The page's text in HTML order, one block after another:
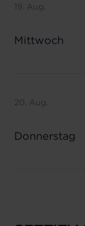
19. Aug.
Mittwoch
20. Aug.
Donnerstag